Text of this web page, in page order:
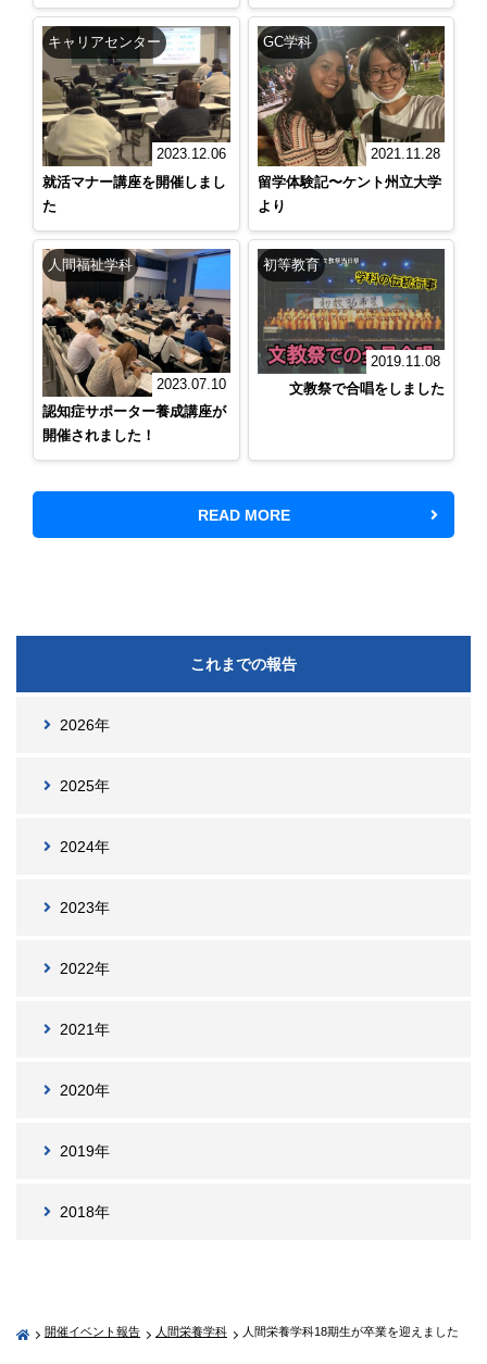
キャリアセンター
2023.12.06
就活マナー講座を開催しまし
た
GC学科
2021.11.28
留学体験記〜ケント州立大学
より
人間福祉学科
2023.07.10
認知症サポーター養成講座が
開催されました！
初等教育
2019.11.08
文教祭で合唱をしました
READ MORE
これまでの報告
2026年
2025年
2024年
2023年
2022年
2021年
2020年
2019年
2018年
開催イベント報告 人間栄養学科 人間栄養学科18期生が卒業を迎えました